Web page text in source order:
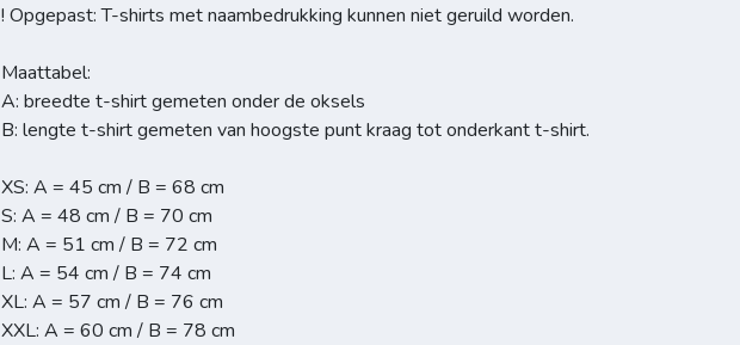
! Opgepast: T-shirts met naambedrukking kunnen niet geruild worden.
Maattabel:
A: breedte t-shirt gemeten onder de oksels
B: lengte t-shirt gemeten van hoogste punt kraag tot onderkant t-shirt.
XS: A = 45 cm / B = 68 cm
S: A = 48 cm / B = 70 cm
M: A = 51 cm / B = 72 cm
L: A = 54 cm / B = 74 cm
XL: A = 57 cm / B = 76 cm
XXL: A = 60 cm / B = 78 cm